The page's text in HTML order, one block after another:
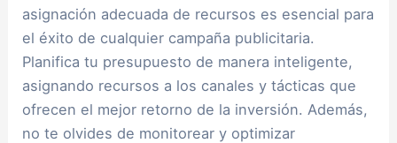
asignación adecuada de recursos es esencial para
el éxito de cualquier campaña publicitaria.
Planifica tu presupuesto de manera inteligente,
asignando recursos a los canales y tácticas que
ofrecen el mejor retorno de la inversión. Además,
no te olvides de monitorear y optimizar